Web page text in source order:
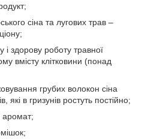
сіна та лугових трав –
і здорову роботу травної
вмісту клітковини (понад
грубих волокон сіна
які в гризунів ростуть постійно;
аромат;